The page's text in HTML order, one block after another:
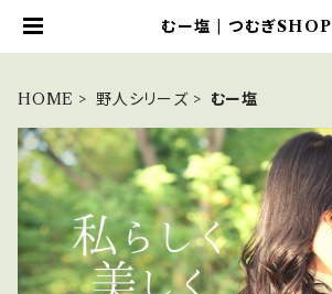
むー塩 | つむぎSHOP
HOME 野人シリーズ むー塩